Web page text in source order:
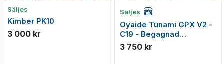
Säljes
Kimber PK10
3 000 kr
Säljes Företagsannons
Oyaide Tunami GPX V2 -
C19 - Begagnad
strömkabel
3 750 kr